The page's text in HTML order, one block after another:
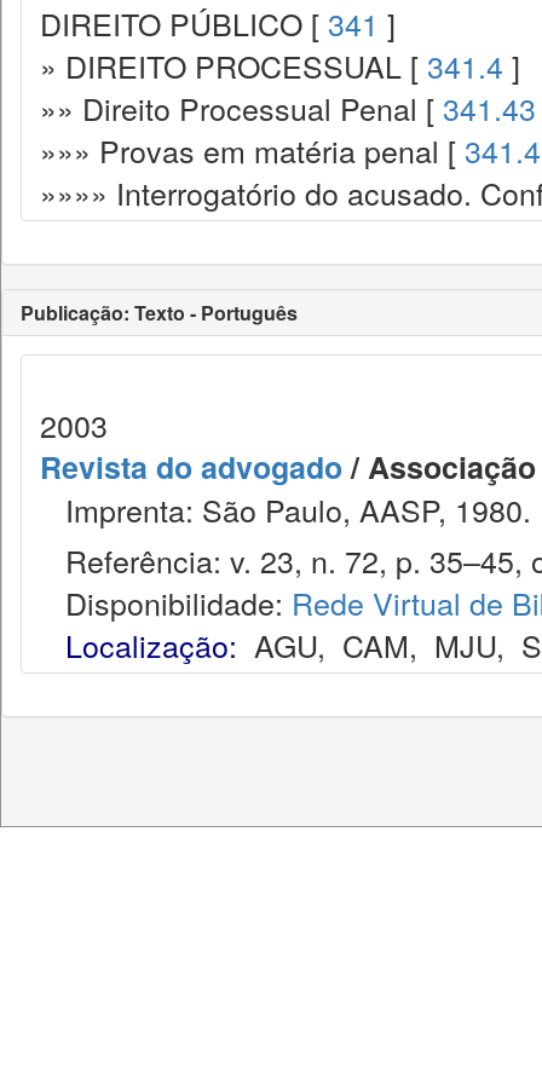
DIREITO PÚBLICO [ 341 ]
» DIREITO PROCESSUAL [ 341.4 ]
»» Direito Processual Penal [ 341.43
»»» Provas em matéria penal [
»»»» Interrogatório do acusado.
Publicação: Texto - Português
2003
Revista do advogado/
Imprenta: São Paulo, AASP, 1980.
Referência: v. 23, n. 72, p. 35–45,
Disponibilidade: Rede Virtual de
Localização: AGU, CAM, MJU,